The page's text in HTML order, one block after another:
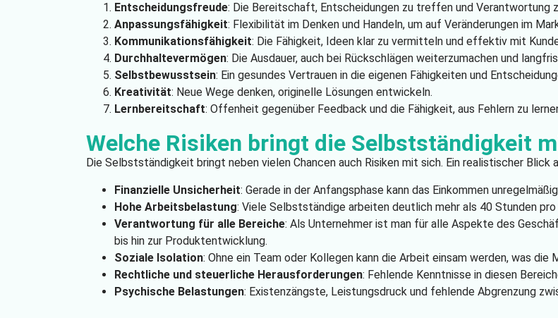
Entscheidungsfreude: Die Bereitschaft, Entscheidungen zu treffen und Verantwortung
Anpassungsfähigkeit: Flexibilität im Denken und Handeln, um auf Veränderungen im
Kommunikationsfähigkeit: Die Fähigkeit, Ideen klar zu vermitteln und effektiv mit
Durchhaltevermögen: Die Ausdauer, auch bei Rückschlägen weiterzumachen und
Selbstbewusstsein: Ein gesundes Vertrauen in die eigenen Fähigkeiten und
Kreativität: Neue Wege denken, originelle Lösungen entwickeln.
Lernbereitschaft: Offenheit gegenüber Feedback und die Fähigkeit, aus Fehlern zu
Welche Risiken bringt die Selbstständigkeit
Die Selbstständigkeit bringt neben vielen Chancen auch Risiken mit sich. Ein realistischer
Finanzielle Unsicherheit: Gerade in der Anfangsphase kann das Einkommen
Hohe Arbeitsbelastung: Viele Selbstständige arbeiten deutlich mehr als 40 Stunden
Verantwortung für alle Bereiche: Als Unternehmer ist man für alle Aspekte des
bis hin zur Produktentwicklung.
Soziale Isolation: Ohne ein Team oder Kollegen kann die Arbeit einsam werden, was
Rechtliche und steuerliche Herausforderungen: Fehlende Kenntnisse in diesen
Psychische Belastungen: Existenzängste, Leistungsdruck und fehlende Abgrenzung